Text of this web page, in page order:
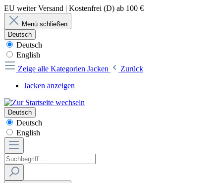
EU weiter Versand | Kostenfrei (D) ab 100 €
Menü schließen
Deutsch
Deutsch
English
Zeige alle Kategorien Jacken
Zurück
Jacken anzeigen
Deutsch
Deutsch
English